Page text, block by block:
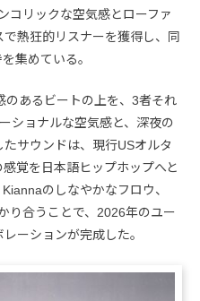
コリックな空気感とローファ
熱狂的リスナーを獲得し、同
集めている。
のあるビートの上を、3者それ
ショナルな空気感と、深夜の
サウンドは、現行USオルタ
覚を日本語ヒップホップへと
のしなやかなフロウ、
り合うことで、2026年のユー
ーションが完成した。